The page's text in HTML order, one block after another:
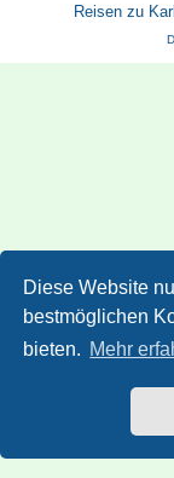
Diese Website
bestmöglichen
bieten. Mehr
Reisen zu